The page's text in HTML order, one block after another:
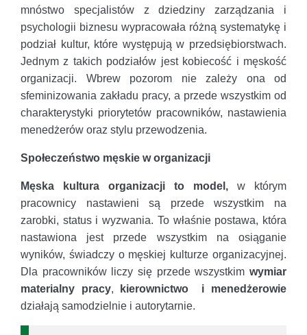
mnóstwo specjalistów z dziedziny zarządzania i
psychologii biznesu wypracowała różną systematykę i
podział kultur, które występują w przedsiębiorstwach.
Jednym z takich podziałów jest kobiecość i męskość
organizacji. Wbrew pozorom nie zależy ona od
sfeminizowania zakładu pracy, a przede wszystkim od
charakterystyki priorytetów pracowników, nastawienia
menedżerów oraz stylu przewodzenia.
Społeczeństwo męskie w organizacji
Męska kultura organizacji to model, w którym
pracownicy nastawieni są przede wszystkim na
zarobki, status i wyzwania. To właśnie postawa, która
nastawiona jest przede wszystkim na osiąganie
wyników, świadczy o męskiej kulturze organizacyjnej.
Dla pracowników liczy się przede wszystkim wymiar
materialny pracy, kierownictwo i
menedżerowie
działają samodzielnie i autorytarnie.